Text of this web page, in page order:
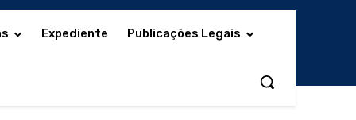
Expediente Publicações Legais